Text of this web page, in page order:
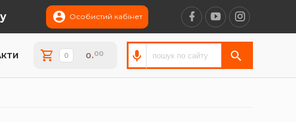
Особистий кабінет
0.00